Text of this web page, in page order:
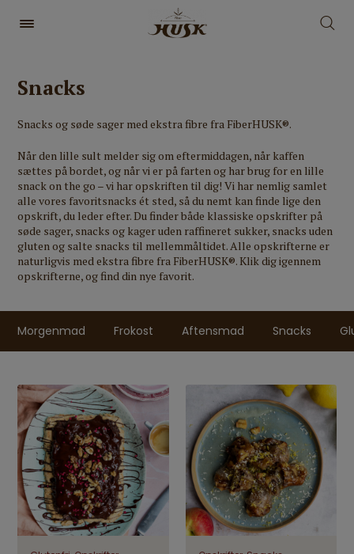
Snacks
Snacks og søde sager med ekstra fibre fra FiberHUSK®.
Når den lille sult melder sig om eftermiddagen, når kaffen
sættes på bordet, og når vi er på farten og har brug for en lille
snack on the go – vi har opskriften til dig! Vi har nemlig samlet
alle vores favoritsnacks ét sted, så du nemt kan finde lige den
opskrift, du leder efter. Du finder både klassiske opskrifter på
søde sager, snacks og kager uden raffineret sukker, snacks uden
gluten og salte snacks til mellemmåltidet. Alle opskrifterne er
naturligvis med ekstra fibre fra FiberHUSK®. Klik dig igennem
opskrifterne, og find din nye favorit.
Morgenmad Frokost Aftensmad Snacks